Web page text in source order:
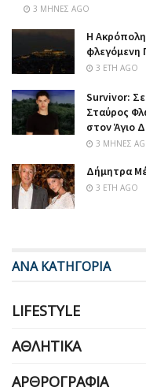
3 ΜΉΝΕΣ AGO
Η
φλεγόμενη
3 ΈΤΗ AGO
Survivor:
Σταύρος
στον Άγιο
3 ΜΉΝΕΣ
Δήμητρα
3 ΈΤΗ AGO
ΑΝΑ ΚΑΤΗΓΟΡΙΑ
LIFESTYLE
ΑΘΛΗΤΙΚΆ
ΑΡΘΡΟΓΡΑΦΊΑ